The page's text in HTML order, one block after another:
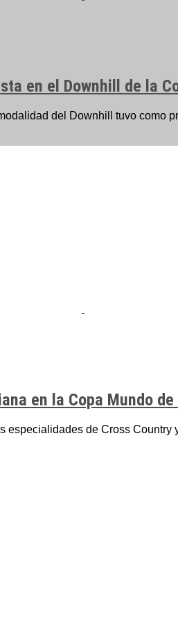
en el Downhill de la
del Downhill tuvo como
en la Copa Mundo de
especialidades de Cross